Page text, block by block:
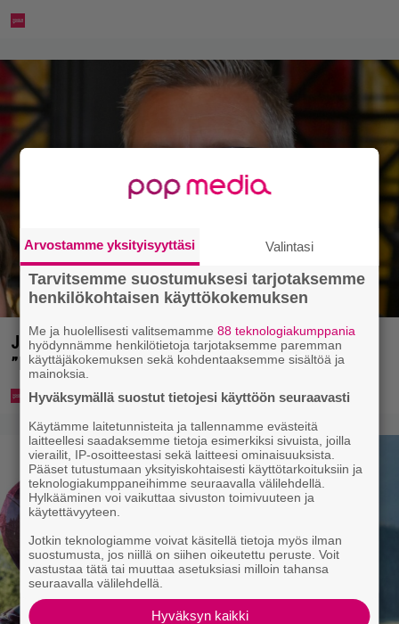
Jani Sievinen kokosi lapsikatraansa yhteen –
”Minun suurin perintöni heille”
Arvostamme yksityisyyttäsi Valintasi
Tarvitsemme suostumuksesi tarjotaksemme
henkilökohtaisen käyttökokemuksen
Me ja huolellisesti valitsemamme88 teknologiakumppania
hyödynnämme henkilötietoja tarjotaksemme paremman
käyttäjäkokemuksen sekä kohdentaaksemme sisältöä ja
mainoksia.
Hyväksymällä suostut tietojesi käyttöön seuraavasti
Käytämme laitetunnisteita ja tallennamme evästeitä
laitteellesi saadaksemme tietoja esimerkiksi sivuista, joilla
vierailit, IP-osoitteestasi sekä laitteesi ominaisuuksista.
Pääset tutustumaan yksityiskohtaisesti käyttötarkoituksiin ja
teknologiakumppaneihimme seuraavalla välilehdellä.
Hylkääminen voi vaikuttaa sivuston toimivuuteen ja
käytettävyyteen.
Jotkin teknologiamme voivat käsitellä tietoja myös ilman
suostumusta, jos niillä on siihen oikeutettu peruste. Voit
vastustaa tätä tai muuttaa asetuksiasi milloin tahansa
seuraavalla välilehdellä.
Hyväksyn kaikki